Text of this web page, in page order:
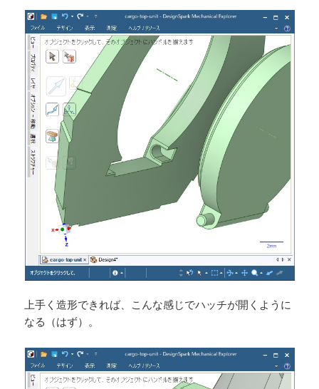
上手く造形できれば、こんな感じでハッチが開くように
なる（はず）。